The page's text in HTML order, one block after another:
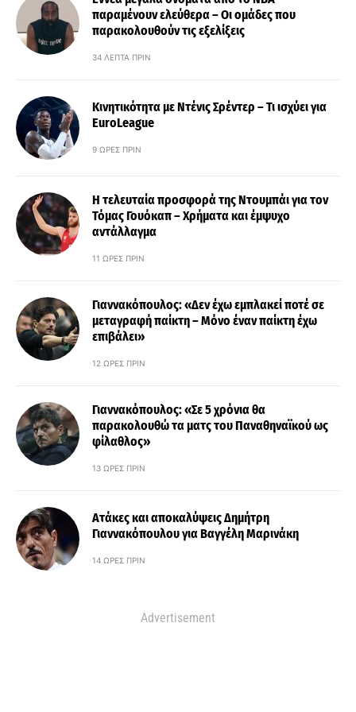
παραμένουν ελεύθερα – Οι ομάδες που
παρακολουθούν τις εξελίξεις
34 ΛΕΠΤΆ ΠΡΙΝ
Κινητικότητα με Ντένις Σρέντερ – Τι ισχύει για
EuroLeague
9 ΏΡΕΣ ΠΡΙΝ
Η τελευταία προσφορά της Ντουμπάι για τον
Τόμας Γουόκαπ – Χρήματα και έμψυχο
αντάλλαγμα
11 ΏΡΕΣ ΠΡΙΝ
Γιαννακόπουλος: «Δεν έχω εμπλακεί ποτέ σε
μεταγραφή παίκτη – Μόνο έναν παίκτη έχω
επιβάλει»
12 ΏΡΕΣ ΠΡΙΝ
Γιαννακόπουλος: «Σε 5 χρόνια θα
παρακολουθώ τα ματς του Παναθηναϊκού ως
φίλαθλος»
13 ΏΡΕΣ ΠΡΙΝ
Ατάκες και αποκαλύψεις Δημήτρη
Γιαννακόπουλου για Βαγγέλη Μαρινάκη
14 ΏΡΕΣ ΠΡΙΝ
Advertisement